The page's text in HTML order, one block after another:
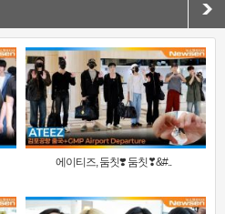
에이티즈, 둠칫❣️ 둠칫❣&#..